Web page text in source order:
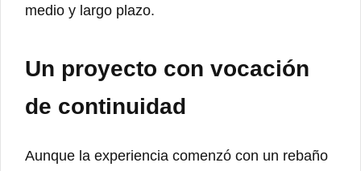
medio y largo plazo.
Un proyecto con vocación
de continuidad
Aunque la experiencia comenzó con un rebaño